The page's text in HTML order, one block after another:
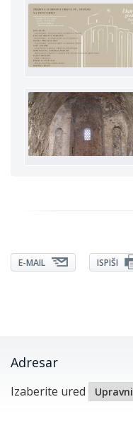
E-MAIL ISPIŠI
Adresar
Izaberite ured